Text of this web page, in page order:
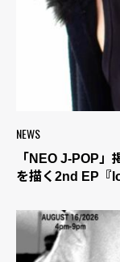
NEWS
「NEO J-POP
を描く2nd EP『